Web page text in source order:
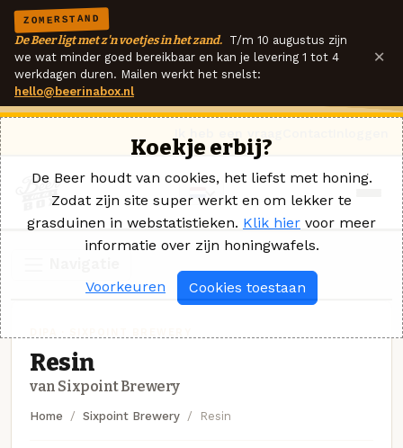
ZOMERSTAND
De Beer ligt met z'n voetjes in het zand. T/m 10 augustus zijn
we wat minder goed bereikbaar en kan je levering 1 tot 4
werkdagen duren. Mailen werkt het snelst:
hello@beerinabox.nl
×
Resin
van Sixpoint Brewery
Home Sixpoint Brewery Resin
Koekje erbij?
De Beer houdt van cookies, het liefst met honing.
Zodat zijn site super werkt en om lekker te
grasduinen in webstatistieken. Klik hier voor meer
informatie over zijn honingwafels.
Voorkeuren Cookies toestaan